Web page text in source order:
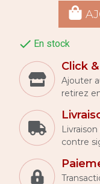
 En stock
Click
Ajouter
retirez
contre